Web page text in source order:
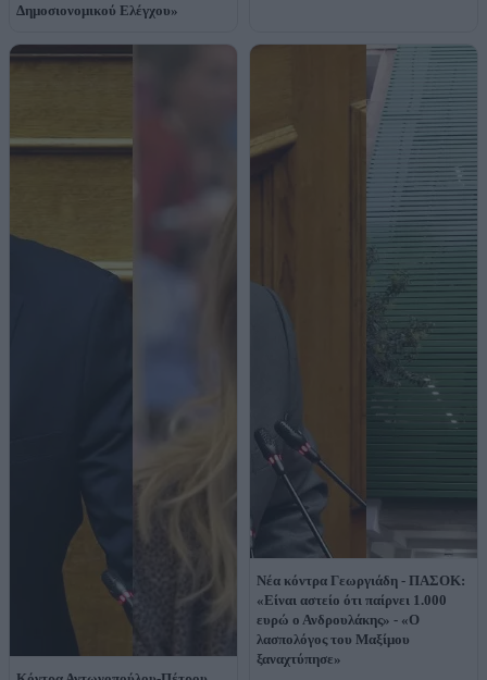
Δημοσιονομικού Ελέγχου»
Νέα κόντρα Γεωργιάδη - ΠΑΣΟΚ:
«Είναι αστείο ότι παίρνει 1.000
ευρώ ο Ανδρουλάκης» - «Ο
λασπολόγος του Μαξίμου
ξαναχτύπησε»